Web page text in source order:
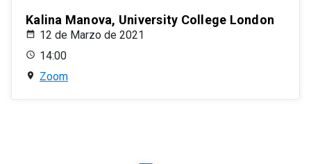
Kalina Manova, University College London
12 de Marzo de 2021
14:00
Zoom